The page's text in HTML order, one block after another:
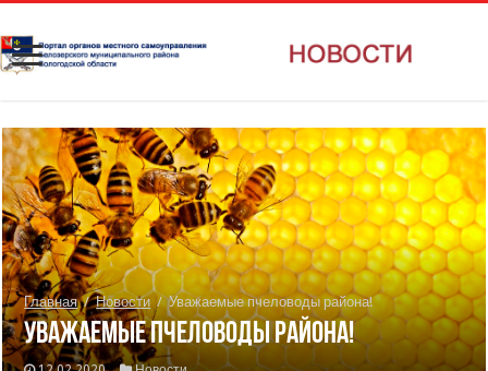
Главная / Новости / Уважаемые пчеловоды района!
Уважаемые пчеловоды района!